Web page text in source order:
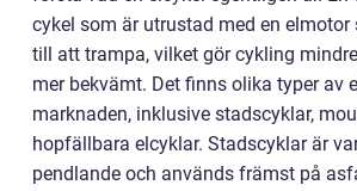
cykel som är utrustad med en
till att trampa, vilket gör cykling
mer bekvämt. Det finns olika typer av
marknaden, inklusive stadscyklar,
hopfällbara elcyklar. Stadscyklar är
pendlande och används främst på